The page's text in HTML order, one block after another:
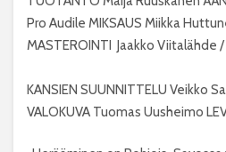
Pro Audile MIKSAUS Miikka
MASTEROINTI Jaakko Viitalähde
KANSIEN SUUNNITTELU Veikko
VALOKUVA Tuomas Uusheimo